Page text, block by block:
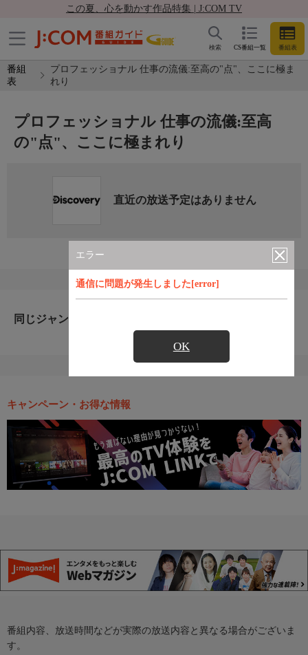
この夏、心を動かす作品特集 | J:COM TV
CS番組一覧 番組表
検索
番組
表
プロフェッショナル 仕事の流儀:至高の"点"、ここに極ま
れり
エラー
通信に問題が発生しました[error]
OK
プロフェッショナル 仕事の流儀:至高
の"点"、ここに極まれり
直近の放送予定はありません
同じジャンルのおすすめ番組
キャンペーン・お得な情報
番組内容、放送時間などが実際の放送内容と異なる場合がございま
す。